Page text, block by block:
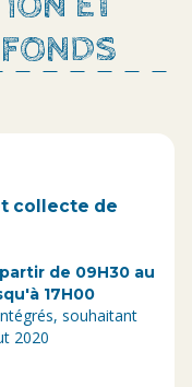
collecte de
de 09H30 au
17H00
souhaitant
2020